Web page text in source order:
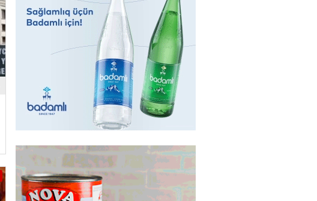
Azərbaycanda sabah 39 dərəcə isti
07.08.2026- 14:30 153
Birbank Biznes-dən mikro biznes
kreditinə 5%-dək endirim
Sumqayıtda avtomobil qaçıran və
çimərlikdə mobil telefon oğurlayan
şəxslər saxlanılıb